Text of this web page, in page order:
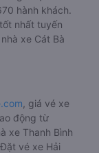
hành khách.
nhất tuyến
xe Cát Bà
, giá vé xe
động từ
xe Thanh Bình
vé xe Hải